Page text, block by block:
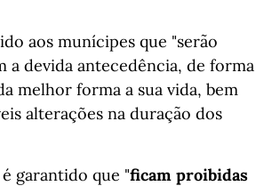
aos munícipes que "serão
a devida antecedência, de forma
melhor forma a sua vida, bem
alterações na duração dos
garantido que "ficam proibidas